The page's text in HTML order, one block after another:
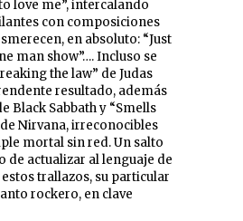
love me”, intercalando
con composiciones
en absoluto: “Just
man show”…. Incluso se
the law” de Judas
resultado, además
Black Sabbath y “Smells
Nirvana, irreconocibles
mortal sin red. Un salto
de actualizar al lenguaje de
trallazos, su particular
rockero, en clave